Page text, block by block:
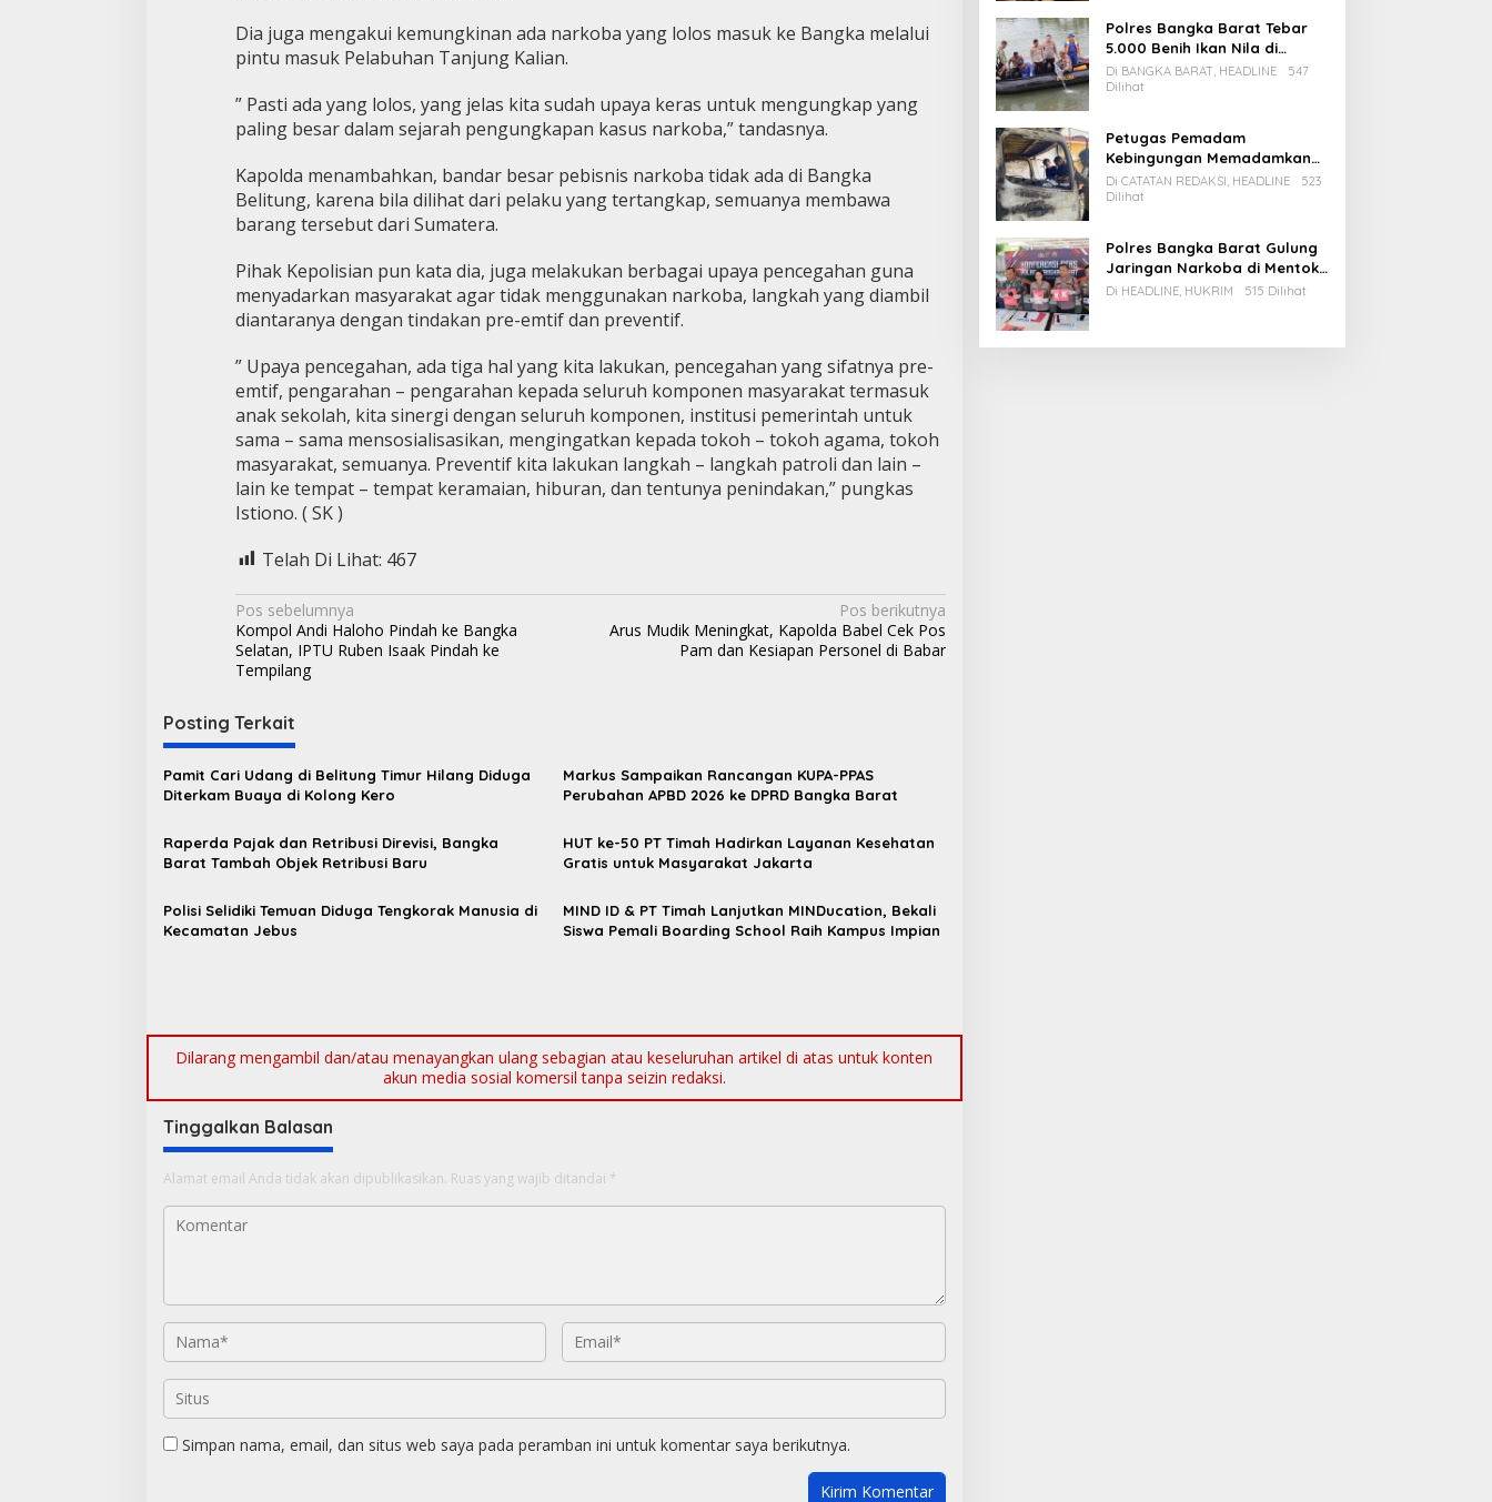
Dia juga mengakui kemungkinan ada narkoba yang lolos masuk ke Bangka melalui
pintu masuk Pelabuhan Tanjung Kalian.
” Pasti ada yang lolos, yang jelas kita sudah upaya keras untuk mengungkap yang
paling besar dalam sejarah pengungkapan kasus narkoba,” tandasnya.
Kapolda menambahkan, bandar besar pebisnis narkoba tidak ada di Bangka
Belitung, karena bila dilihat dari pelaku yang tertangkap, semuanya membawa
barang tersebut dari Sumatera.
Pihak Kepolisian pun kata dia, juga melakukan berbagai upaya pencegahan guna
menyadarkan masyarakat agar tidak menggunakan narkoba, langkah yang diambil
diantaranya dengan tindakan pre-emtif dan preventif.
” Upaya pencegahan, ada tiga hal yang kita lakukan, pencegahan yang sifatnya pre-
emtif, pengarahan – pengarahan kepada seluruh komponen masyarakat termasuk
anak sekolah, kita sinergi dengan seluruh komponen, institusi pemerintah untuk
sama – sama mensosialisasikan, mengingatkan kepada tokoh – tokoh agama, tokoh
masyarakat, semuanya. Preventif kita lakukan langkah – langkah patroli dan lain –
lain ke tempat – tempat keramaian, hiburan, dan tentunya penindakan,” pungkas
Istiono. ( SK )
Telah Di Lihat: 467
N
a
v
i
g
a
s
i
p
o
s
Pos sebelumnya
Kompol Andi Haloho Pindah ke Bangka
Selatan, IPTU Ruben Isaak Pindah ke
Tempilang
Pos berikutnya
Arus Mudik Meningkat, Kapolda Babel Cek Pos
Pam dan Kesiapan Personel di Babar
Posting Terkait
Pamit Cari Udang di Belitung Timur Hilang Diduga
Diterkam Buaya di Kolong Kero
Markus Sampaikan Rancangan KUPA-PPAS
Perubahan APBD 2026 ke DPRD Bangka Barat
Raperda Pajak dan Retribusi Direvisi, Bangka
Barat Tambah Objek Retribusi Baru
HUT ke-50 PT Timah Hadirkan Layanan Kesehatan
Gratis untuk Masyarakat Jakarta
Polisi Selidiki Temuan Diduga Tengkorak Manusia di
Kecamatan Jebus
MIND ID & PT Timah Lanjutkan MINDucation, Bekali
Siswa Pemali Boarding School Raih Kampus Impian
Dilarang mengambil dan/atau menayangkan ulang sebagian atau keseluruhan artikel di atas untuk konten
akun media sosial komersil tanpa seizin redaksi.
Tinggalkan Balasan
Alamat email Anda tidak akan dipublikasikan. Ruas yang wajib ditandai *
Simpan nama, email, dan situs web saya pada peramban ini untuk komentar saya berikutnya.
Polres Bangka Barat Tebar
5.000 Benih Ikan Nila di
Bozem Kampung Iklim
Di BANGKA BARAT, HEADLINE
547
Dilihat
Petugas Pemadam
Kebingungan Memadamkan
Apinya Sendiri
Di CATATAN REDAKSI, HEADLINE
523
Dilihat
Polres Bangka Barat Gulung
Jaringan Narkoba di Mentok,
2 Pemain Besar Diamankan, 1
Di HEADLINE, HUKRIM 515 Dilihat